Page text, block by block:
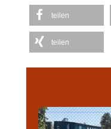
teilen
teilen